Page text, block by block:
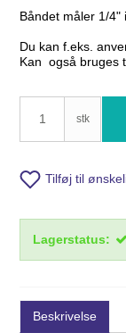
Båndet måler 1/4"
Du kan f.eks.
Kan også bruges
Lagerstatus:
stk
Tilføj til
Beskrivelse